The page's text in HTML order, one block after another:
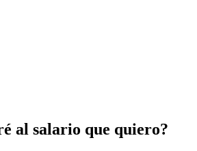
al salario que quiero?